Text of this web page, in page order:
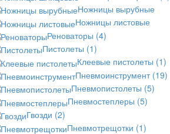
Ножницы вырубные
Ножницы листовые
Реноваторы (4)
Пистолеты (1)
Клеевые пистолеты (1)
Пневмоинструмент (19)
Пневмопистолеты (5)
Пневмостеплеры (5)
Гвозди (2)
Пневмотрещотки (1)